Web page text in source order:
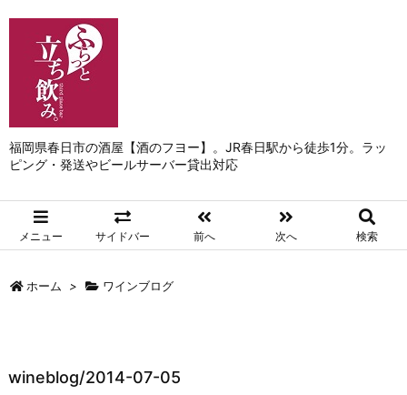
福岡県春日市の酒屋【酒のフヨー】。JR春日駅から徒歩1分。ラッ
ピング・発送やビールサーバー貸出対応
メニュー サイドバー 前へ 次へ 検索
ホーム > ワインブログ
wineblog/2014-07-05